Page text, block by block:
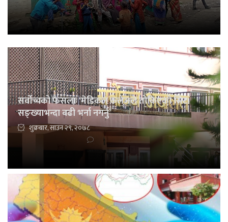
सर्वोच्चको फैसलाः ‘मेडिकल कलेजले तोकिएको सिट
सङ्ख्याभन्दा बढी भर्ना नगर्नु’
शुक्रबार, साउन २९, २०७८